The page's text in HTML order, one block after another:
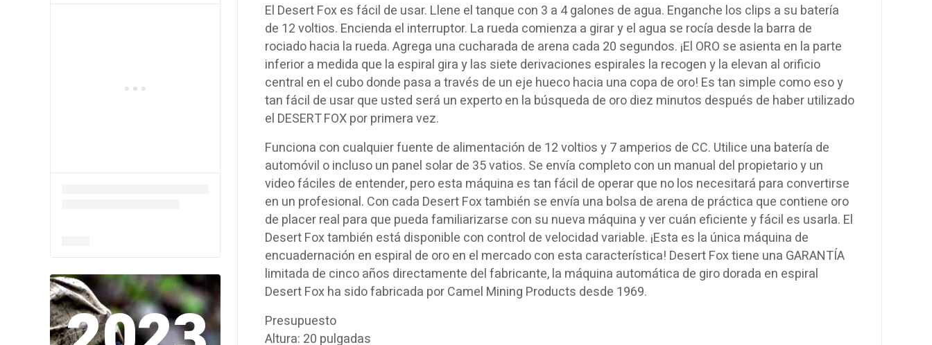
El Desert Fox es fácil de usar. Llene el tanque con 3 a 4 galones de agua. Enganche los clips a su batería
de 12 voltios. Encienda el interruptor. La rueda comienza a girar y el agua se rocía desde la barra de
rociado hacia la rueda. Agrega una cucharada de arena cada 20 segundos. ¡El ORO se asienta en la parte
inferior a medida que la espiral gira y las siete derivaciones espirales la recogen y la elevan al orificio
central en el cubo donde pasa a través de un eje hueco hacia una copa de oro! Es tan simple como eso y
tan fácil de usar que usted será un experto en la búsqueda de oro diez minutos después de haber utilizado
el DESERT FOX por primera vez.
Funciona con cualquier fuente de alimentación de 12 voltios y 7 amperios de CC. Utilice una batería de
automóvil o incluso un panel solar de 35 vatios. Se envía completo con un manual del propietario y un
video fáciles de entender, pero esta máquina es tan fácil de operar que no los necesitará para convertirse
en un profesional. Con cada Desert Fox también se envía una bolsa de arena de práctica que contiene oro
de placer real para que pueda familiarizarse con su nueva máquina y ver cuán eficiente y fácil es usarla. El
Desert Fox también está disponible con control de velocidad variable. ¡Esta es la única máquina de
encuadernación en espiral de oro en el mercado con esta característica! Desert Fox tiene una GARANTÍA
limitada de cinco años directamente del fabricante, la máquina automática de giro dorada en espiral
Desert Fox ha sido fabricada por Camel Mining Products desde 1969.
Presupuesto
Altura: 20 pulgadas